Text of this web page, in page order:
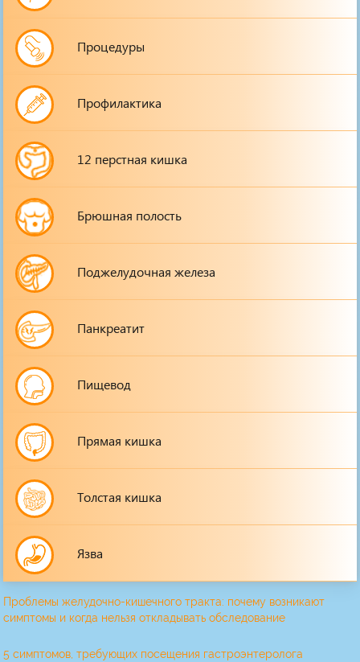
Процедуры
Профилактика
12 перстная кишка
Брюшная полость
Поджелудочная железа
Панкреатит
Пищевод
Прямая кишка
Толстая кишка
Язва
Проблемы желудочно-кишечного тракта: почему возникают
симптомы и когда нельзя откладывать обследование
5 симптомов, требующих посещения гастроэнтеролога